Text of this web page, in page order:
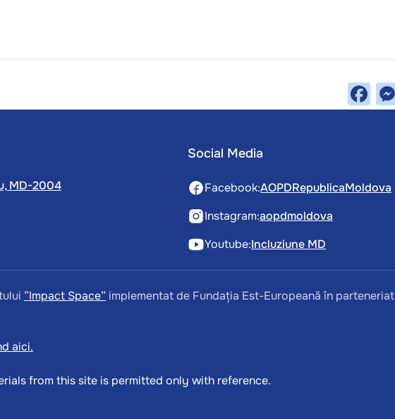
MD-2004
Social Media
Facebook:AOPDRepublicaMoldova
Instagram:aopdmoldova
Youtube:Incluziune MD
”Impact Space” implementat de Fundația Est-Europeană în
aici.
from this site is permitted only with reference.